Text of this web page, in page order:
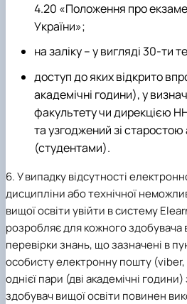
4.20 «Положення про
України»;
на заліку – у вигляді 30-ти
доступ до яких відкрито
академічні години), у
факультету чи дирекцією
та узгоджений зі старостою
(студентами).
6. У випадку відсутності
дисципліни або технічної
вищої освіти увійти в систему
розробляє для кожного здобувача
перевірки знань, що зазначені в
особисту електронну пошту
однієї пари (дві академічні
здобувач вищої освіти повинен